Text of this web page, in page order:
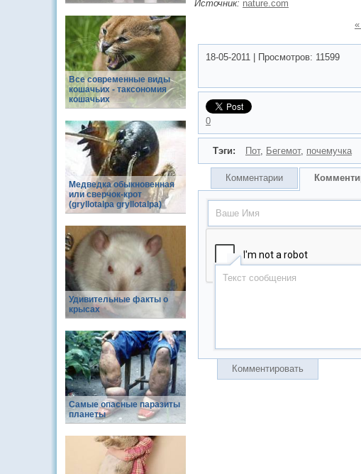
Все современные виды
кошачьих - таксономия
кошачьих
Медведка обыкновенная
или сверчок-крот
(gryllotalpa gryllotalpa)
Удивительные факты о
крысах
Самые опасные паразиты
планеты
Источник: nature.com
18-05-2011 Просмотров: 11599
0
Тэги: Пот, Бегемот, почемучка
Комментарии
Комментировать